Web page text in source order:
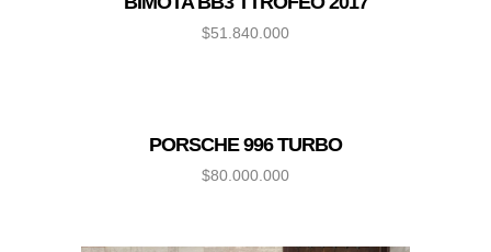
$51.840.000
PORSCHE 996 TURBO
$80.000.000